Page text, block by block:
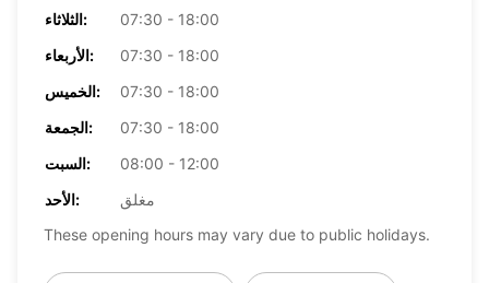
الثلاثاء:
07:30 - 18:00
الأربعاء:
07:30 - 18:00
الخميس:
07:30 - 18:00
الجمعة:
07:30 - 18:00
السبت:
08:00 - 12:00
الأحد:
مغلق
These opening hours may vary due to public holidays.